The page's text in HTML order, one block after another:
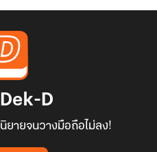
D
ายจนวางมือถือไม่ลง!